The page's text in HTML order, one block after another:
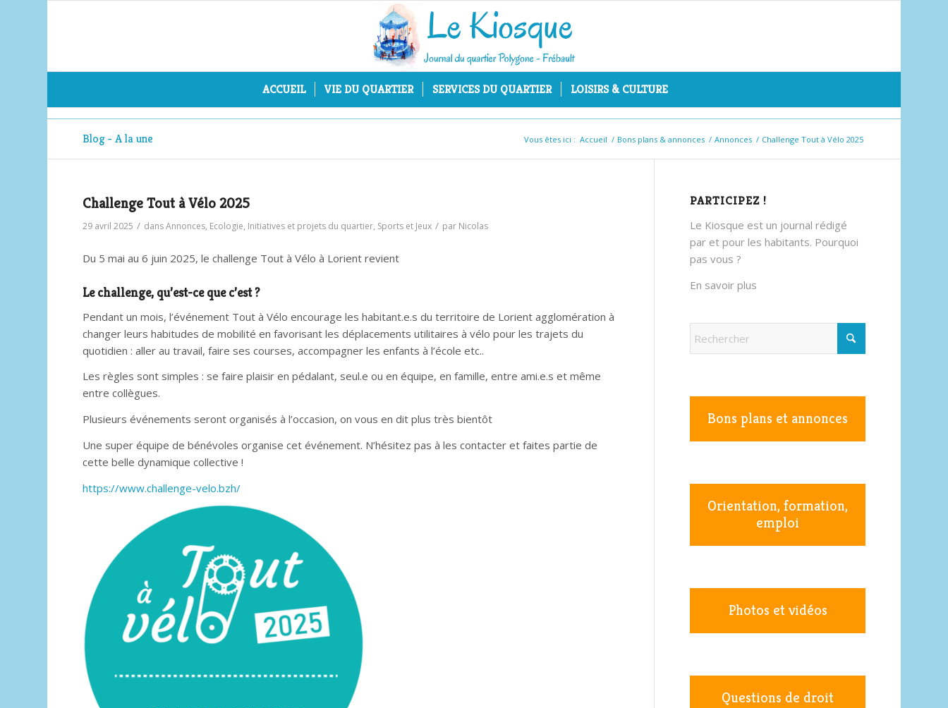
ACCUEIL VIE DU QUARTIER SERVICES DU QUARTIER LOISIRS & CULTURE
Blog - A la une Vous êtes ici : Accueil / Bons plans & annonces / Annonces / Challenge Tout à Vélo 2025
Challenge Tout à Vélo 2025
29 avril 2025 / dansAnnonces, Ecologie, Initiatives et projets du quartier, Sports et Jeux / par Nicolas
Du 5 mai au 6 juin 2025, le challenge Tout à Vélo à Lorient revient
Le challenge, qu’est-ce que c’est ?
Pendant un mois, l’événement Tout à Vélo encourage les habitant.e.s du territoire de Lorient agglomération à
changer leurs habitudes de mobilité en favorisant les déplacements utilitaires à vélo pour les trajets du
quotidien : aller au travail, faire ses courses, accompagner les enfants à l’école etc..
Les règles sont simples : se faire plaisir en pédalant, seul.e ou en équipe, en famille, entre ami.e.s et même
entre collègues.
Plusieurs événements seront organisés à l’occasion, on vous en dit plus très bientôt
Une super équipe de bénévoles organise cet événement. N’hésitez pas à les contacter et faites partie de
cette belle dynamique collective !
https://www.challenge-velo.bzh/
PARTICIPEZ !
Le Kiosque est un journal rédigé
par et pour les habitants. Pourquoi
pas vous ?
En savoir plus
Bons plans et annonces
Orientation, formation,
emploi
Photos et vidéos
Questions de droit